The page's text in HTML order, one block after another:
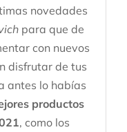
novedades
para que de
con nuevos
disfrutar de tus
antes lo habías
productos
, como los